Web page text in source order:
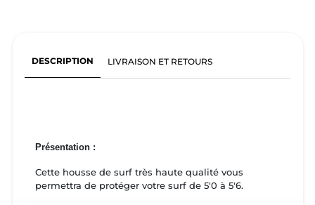
DESCRIPTION LIVRAISON ET RETOURS
Présentation :
Cette housse de surf très haute qualité vous
permettra de protéger votre surf de 5'0 à 5'6.